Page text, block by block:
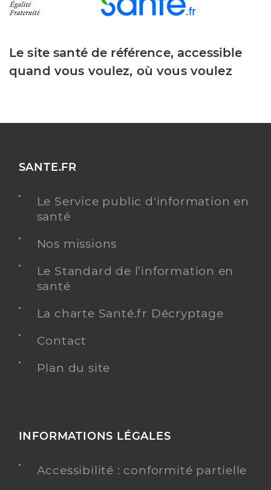
Le site santé de référence, accessible
quand vous voulez, où vous voulez
SANTE.FR
Le Service public d'information en
santé
Nos missions
Le Standard de l’information en
santé
La charte Santé.fr Décryptage
Contact
Plan du site
INFORMATIONS LÉGALES
Accessibilité : conformité partielle